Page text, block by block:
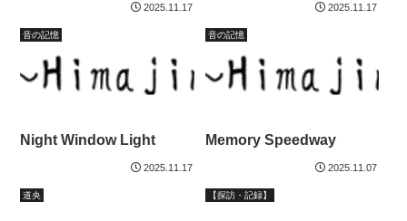
2025.11.17 2025.11.17
音の記憶
Night Window Light
2025.11.17
音の記憶
Memory Speedway
2025.11.07
道央 【探訪・記録】